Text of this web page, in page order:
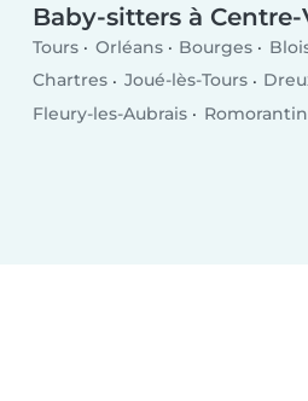
Baby-sitters à
Tours Orléans Bourges
Chartres
Joué-lès-Tours
Fleury-les-Aubrais
Romorantin